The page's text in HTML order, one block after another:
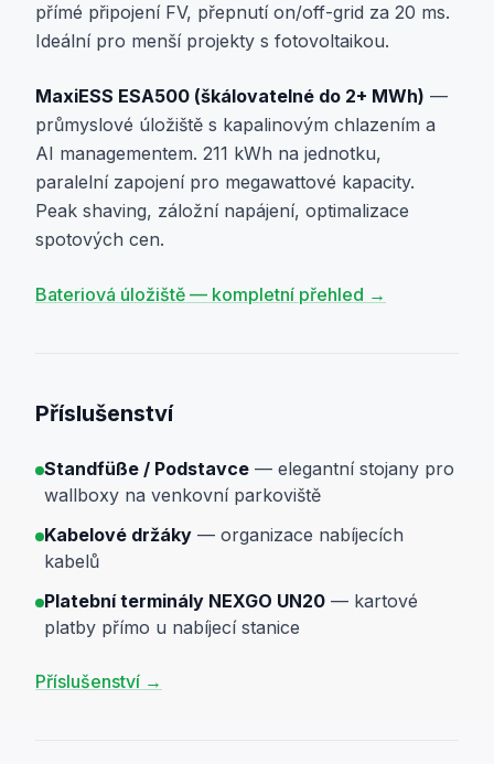
přímé připojení FV, přepnutí on/off-grid za 20 ms.
Ideální pro menší projekty s fotovoltaikou.
MaxiESS ESA500 (škálovatelné do 2+ MWh) —
průmyslové úložiště s kapalinovým chlazením a
AI managementem. 211 kWh na jednotku,
paralelní zapojení pro megawattové kapacity.
Peak shaving, záložní napájení, optimalizace
spotových cen.
Bateriová úložiště — kompletní přehled →
Příslušenství
Standfüße / Podstavce — elegantní stojany pro
wallboxy na venkovní parkoviště
Kabelové držáky — organizace nabíjecích
kabelů
Platební terminály NEXGO UN20 — kartové
platby přímo u nabíjecí stanice
Příslušenství →